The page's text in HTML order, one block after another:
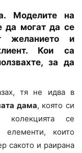
Моделите на
да могат да се
желанието и
Кои са
за да
тя не идва в
дама, която си
колекцията се
елементи, които
сакото и раирана